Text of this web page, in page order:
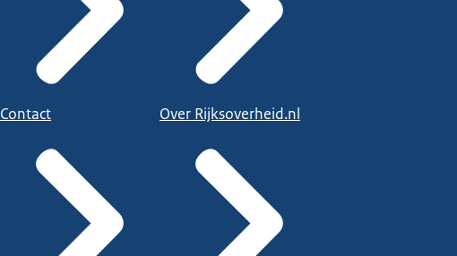
Contact Over Rijksoverheid.nl